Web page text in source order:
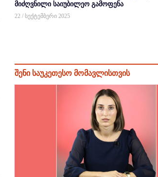
მიძღვნილი საიუბილეო გამოფენა
22 / სექტემბერი 2025
შენი საუკეთესო მომავლისთვის